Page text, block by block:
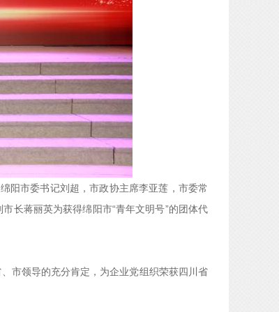
阳市委书记刘超，市政协主席李亚莲，市委常
长蒋丽英为获得绵阳市“青年文明号”的团体代
市领导的充分肯定，为企业党组织荣获四川省